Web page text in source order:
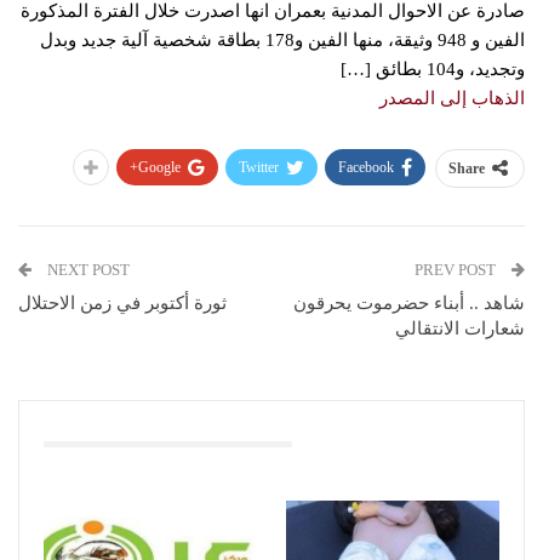
صادرة عن الاحوال المدنية بعمران انها اصدرت خلال الفترة المذكورة
الفين و 948 وثيقة، منها الفين و178 بطاقة شخصية آلية جديد وبدل
وتجديد، و104 بطائق […]
الذهاب إلى المصدر
Share
Facebook
Twitter
Google+
شاهد .. أبناء حضرموت يحرقون
شعارات الانتقالي
NEXT POST
ثورة أكتوبر في زمن الاحتلال